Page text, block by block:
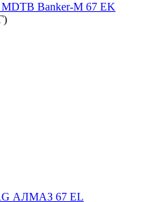
Banker-M 67 EK